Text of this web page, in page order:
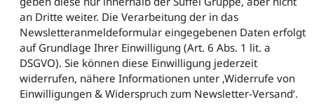
an Dritte weiter. Die Verarbeitung der in das
Newsletteranmeldeformular eingegebenen Daten erfolgt
auf Grundlage Ihrer Einwilligung (Art. 6 Abs. 1 lit. a
DSGVO). Sie können diese Einwilligung jederzeit
widerrufen, nähere Informationen unter ‚Widerrufe von
Einwilligungen & Widerspruch zum Newsletter-Versand‘.